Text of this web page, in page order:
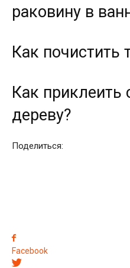
раковину в
Как почистить
Как приклеить
дереву?
Поделиться:
Facebook